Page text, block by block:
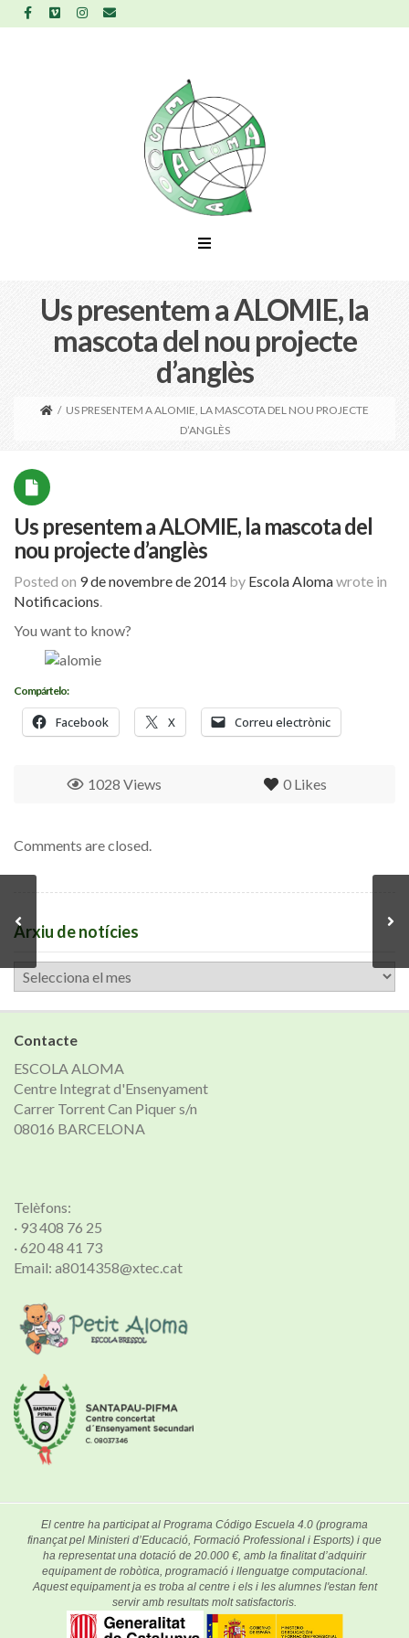
Us presentem a ALOMIE, la
mascota del nou projecte
d’anglès
/ US PRESENTEM A ALOMIE, LA MASCOTA DEL NOU PROJECTE
D’ANGLÈS
Us presentem a ALOMIE, la mascota del
nou projecte d’anglès
Posted on 9 de novembre de 2014 by Escola Alomawrote in
Notificacions.
You want to know?
Compártelo:
Facebook X Correu electrònic
0 Likes
1028 Views
Comments are closed.
Arxiu de notícies
Arxiu
de
notícies
Contacte
ESCOLA ALOMA
Centre Integrat d'Ensenyament
Carrer Torrent Can Piquer s/n
08016 BARCELONA
Telèfons:
· 93 408 76 25
· 620 48 41 73
Email: a8014358@xtec.cat
El centre ha participat al Programa Código Escuela 4.0 (programa
finançat pel Ministeri d’Educació, Formació Professional i Esports) i que
ha representat una dotació de 20.000 €, amb la finalitat d’adquirir
equipament de robòtica, programació i llenguatge computacional.
Aquest equipament ja es troba al centre i els i les alumnes l'estan fent
servir amb resultats molt satisfactoris.